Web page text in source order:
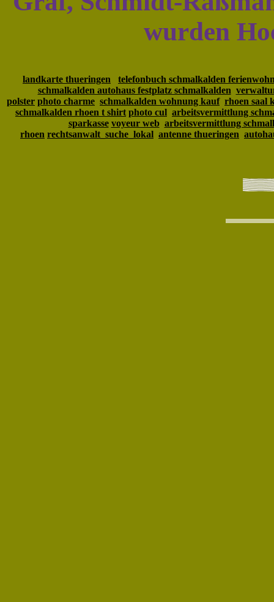
wurden
landkarte thueringen
telefonbuch schmalkalden
schmalkalden autohaus festplatz schmalkalden
polster photo charme schmalkalden wohnung kauf rhoen saal
schmalkalden rhoen t shirt photo cul arbeitsvermittlung
sparkasse voyeur web arbeitsvermittlung
rhoen rechtsanwalt_suche_lokal antenne thueringen